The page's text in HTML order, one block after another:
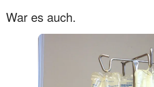
War es auch.